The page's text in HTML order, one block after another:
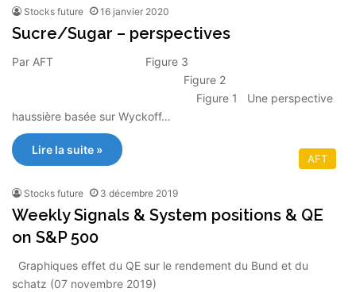
Stocks future 16 janvier 2020
Sucre/Sugar – perspectives
Par AFT Figure 3
Figure 2
Figure 1 Une perspective
haussière basée sur Wyckoff…
Lire la suite »
AFT
Stocks future 3 décembre 2019
Weekly Signals & System positions & QE
on S&P 500
Graphiques effet du QE sur le rendement du Bund et du
schatz (07 novembre 2019)